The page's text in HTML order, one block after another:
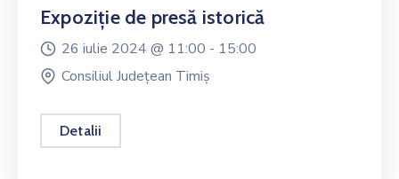
Expoziție de presă istorică
26 iulie 2024 @ 11:00 - 15:00
Consiliul Județean Timiș
Detalii